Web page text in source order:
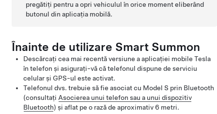
pregătiți pentru a opri vehiculul în orice moment eliberând
butonul din aplicația mobilă.
Înainte de utilizare Smart Summon
Descărcați cea mai recentă versiune a aplicației mobile Tesla
în telefon și asigurați-vă că telefonul dispune de serviciu
celular și GPS-ul este activat.
Telefonul dvs. trebuie să fie asociat cu Model S prin Bluetooth
(consultați Asocierea unui telefon sau a unui dispozitiv
Bluetooth) și aflat pe o rază de aproximativ 6 metri.